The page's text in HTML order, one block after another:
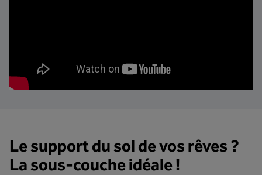
Le support du sol de vos rêves ?
La sous-couche idéale !